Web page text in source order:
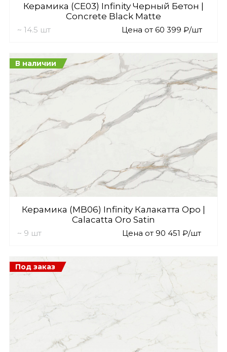
Керамика (CE03) Infinity Черный Бетон |
Concrete Black Matte
~ 14.5 шт Цена от 60 399 ₽/шт
В наличии
Керамика (MB06) Infinity Калакатта Оро |
Calacatta Oro Satin
~ 9 шт Цена от 90 451 ₽/шт
Под заказ